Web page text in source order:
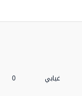
غيابي 0